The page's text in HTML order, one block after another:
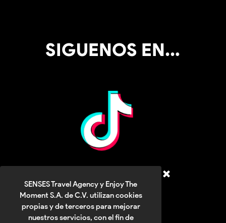
SENSES Travel Agency y Enjoy The
Moment S.A. de C.V. utilizan cookies
propias y de terceros para mejorar
nuestros servicios, con el fin de
SIGUENOS EN...
TIKTOK